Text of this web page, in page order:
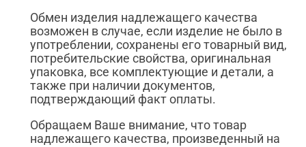
Обмен изделия надлежащего качества
возможен в случае, если изделие не было в
употреблении, сохранены его товарный вид,
потребительские свойства, оригинальная
упаковка, все комплектующие и детали, а
также при наличии документов,
подтверждающий факт оплаты.
Обращаем Ваше внимание, что товар
надлежащего качества, произведенный на